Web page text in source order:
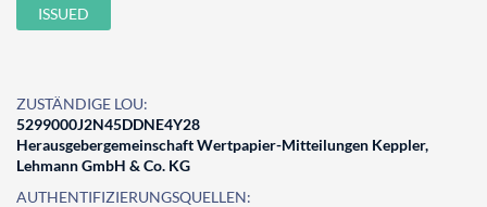
ISSUED
ZUSTÄNDIGE LOU:
5299000J2N45DDNE4Y28
Herausgebergemeinschaft Wertpapier-Mitteilungen Keppler,
Lehmann GmbH & Co. KG
AUTHENTIFIZIERUNGSQUELLEN: